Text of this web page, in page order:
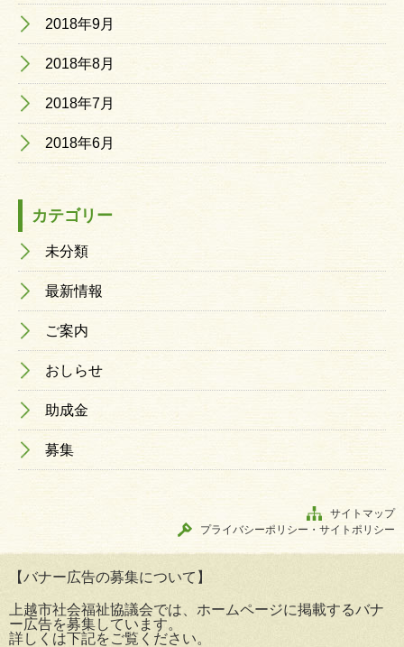
2018年9月
2018年8月
2018年7月
2018年6月
カテゴリー
未分類
最新情報
ご案内
おしらせ
助成金
募集
サイトマップ
プライバシーポリシー・サイトポリシー
【バナー広告の募集について】
上越市社会福祉協議会では、ホームページに掲載するバナ
ー広告を募集しています。
詳しくは下記をご覧ください。